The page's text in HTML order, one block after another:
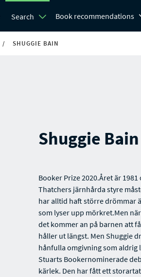
Search Book recommendations
/ SHUGGIE BAIN
Shuggie Bain
Booker Prize 2020.Året är
Thatchers järnhårda styre
har alltid haft större drömmar
som lyser upp mörkret.Men
det kommer an på barnen att
håller ut längst. Men Shuggie
hånfulla omgivning som
Stuarts Bookernominerade
kärlek. Den har fått ett